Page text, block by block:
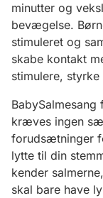
minutter og
bevægelse.
stimuleret og
skabe kontakt
stimulere,
kræves ingen
forudsætninger
lytte til din
kender
skal bare have